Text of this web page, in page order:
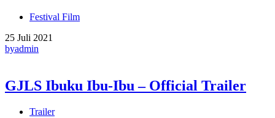
Festival Film
25 Juli 2021
byadmin
GJLS Ibuku Ibu-Ibu – Official Trailer
Trailer